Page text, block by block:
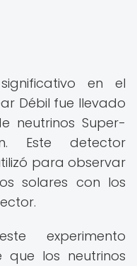
en el
Débil fue llevado
neutrinos Super-
Este detector
para observar
solares con los
experimento
los neutrinos